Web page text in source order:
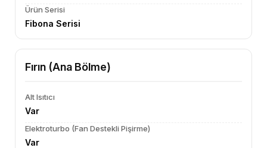
Ürün Serisi
Fibona Serisi
Fırın (Ana Bölme)
Alt Isıtıcı
Var
Elektroturbo (Fan Destekli Pişirme)
Var